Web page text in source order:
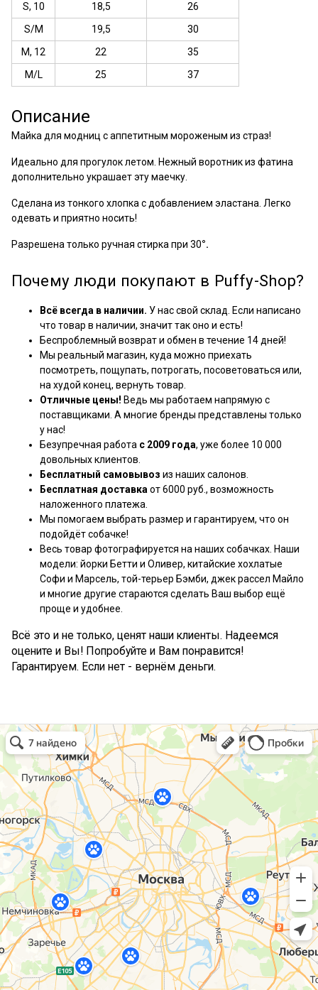
S, 10
18,5
26
S/M
19,5
30
M, 12
22
35
M/L
25 37
Описание
Майка для модниц с аппетитным мороженым из страз!
Идеально для прогулок летом. Нежный воротник из фатина
дополнительно украшает эту маечку.
Сделана из тонкого хлопка с добавлением эластана. Легко
одевать и приятно носить!
Разрешена только ручная стирка при 30°.
Почему люди покупают в Puffy-Shop?
Всё всегда в наличии. У нас свой склад. Если написано
что товар в наличии, значит так оно и есть!
Беспроблемный возврат и обмен в течение 14 дней!
Мы реальный магазин, куда можно приехать
посмотреть, пощупать, потрогать, посоветоваться или,
на худой конец, вернуть товар.
Отличные цены! Ведь мы работаем напрямую с
поставщиками. А многие бренды представлены только
у нас!
Безупречная работа с 2009 года, уже более 10 000
довольных клиентов.
Бесплатный самовывоз из наших салонов.
Бесплатная доставка от 6000 руб., возможность
наложенного платежа.
Мы помогаем выбрать размер и гарантируем, что он
подойдёт собачке!
Весь товар фотографируется на наших собачках. Наши
модели: йорки Бетти и Оливер, китайские хохлатые
Софи и Марсель, той-терьер Бэмби, джек рассел Майло
и многие другие стараются сделать Ваш выбор ещё
проще и удобнее.
Всё это и не только, ценят наши клиенты. Надеемся
оцените и Вы! Попробуйте и Вам понравится!
Гарантируем. Если нет - вернём деньги.